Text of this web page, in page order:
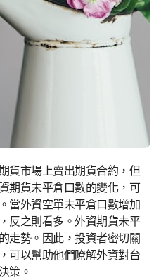
期貨未平倉口數的變化，可
當外資空單未平倉口數增加
反之則看多。外資期貨未平
走勢。因此，投資者密切關
可以幫助他們瞭解外資對台
策。